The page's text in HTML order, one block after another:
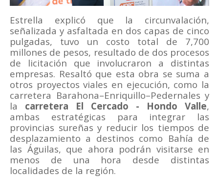
Estrella explicó que la circunvalación,
señalizada y asfaltada en dos capas de cinco
pulgadas, tuvo un costo total de 7,700
millones de pesos, resultado de dos procesos
de licitación que involucraron a distintas
empresas. Resaltó que esta obra se suma a
otros proyectos viales en ejecución, como la
carretera Barahona–Enriquillo–Pedernales y
la carretera El Cercado - Hondo Valle,
ambas estratégicas para integrar las
provincias sureñas y reducir los tiempos de
desplazamiento a destinos como Bahía de
las Águilas, que ahora podrán visitarse en
menos de una hora desde distintas
localidades de la región.